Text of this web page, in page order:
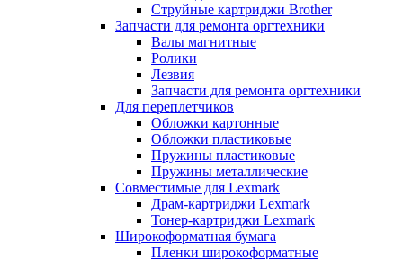
Струйные картриджи Brother
Запчасти для ремонта оргтехники
Валы магнитные
Ролики
Лезвия
Запчасти для ремонта оргтехники
Для переплетчиков
Обложки картонные
Обложки пластиковые
Пружины пластиковые
Пружины металлические
Совместимые для Lexmark
Драм-картриджи Lexmark
Тонер-картриджи Lexmark
Широкоформатная бумага
Пленки широкоформатные